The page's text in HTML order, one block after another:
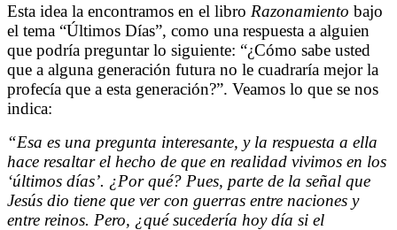
Esta idea la encontramos en el libro Razonamiento bajo
el tema “Últimos Días”, como una respuesta a alguien
que podría preguntar lo siguiente: “¿Cómo sabe usted
que a alguna generación futura no le cuadraría mejor la
profecía que a esta generación?”. Veamos lo que se nos
indica:
“Esa es una pregunta interesante, y la respuesta a ella
hace resaltar el hecho de que en realidad vivimos en los
‘últimos días’. ¿Por qué? Pues, parte de la señal que
Jesús dio tiene que ver con guerras entre naciones y
entre reinos. Pero, ¿qué sucedería hoy día si el